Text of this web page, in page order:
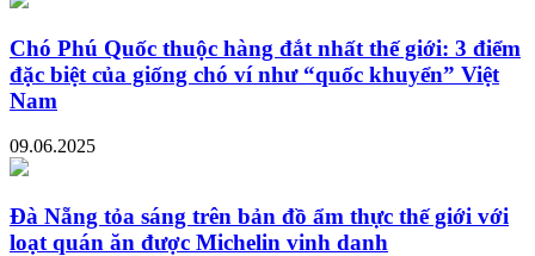
Chó Phú Quốc thuộc hàng đắt nhất thế giới: 3 điểm
đặc biệt của giống chó ví như “quốc khuyển” Việt
Nam
09.06.2025
Đà Nẵng tỏa sáng trên bản đồ ẩm thực thế giới với
loạt quán ăn được Michelin vinh danh